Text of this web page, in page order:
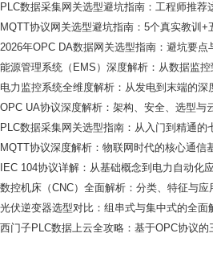
PLC数据采集网关选型避坑指南：工程师推荐
MQTT协议网关选型避坑指南：5个真实教训+
2026年OPC DA数据网关选型指南：避坑要点
能源管理系统（EMS）深度解析：从数据监
电力监控系统全维度解析：从发电到末端的深
OPC UA协议深度解析：架构、安全、选型与
PLC数据采集网关选型指南：从入门到精通的
MQTT协议深度解析：物联网时代的核心通信
IEC 104协议详解：从基础概念到电力自动化
数控机床（CNC）全面解析：分类、特征与应
光伏逆变器选型对比：组串式与集中式的全面
西门子PLC数据上云全攻略：基于OPC协议